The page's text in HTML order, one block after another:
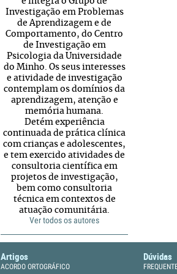
Investigação em Problemas
de Aprendizagem e de
Comportamento, do Centro
de Investigação em
Psicologia da Universidade
do Minho. Os seus interesses
e atividade de investigação
contemplam os domínios da
aprendizagem, atenção e
memória humana.
Detém experiência
continuada de prática clínica
com crianças e adolescentes,
e tem exercido atividades de
consultoria científica em
projetos de investigação,
bem como consultoria
técnica em contextos de
atuação comunitária.
Ver todos os autores
Artigos
ACORDO ORTOGRÁFICO
Dúvidas